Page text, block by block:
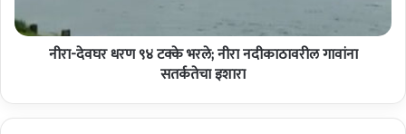
चा
का
चे
ध
र
ट
नीरा-देवघर धरण ९४ टक्के भरले; नीरा नदीकाठावरील गावांना
सतर्कतेचा इशारा